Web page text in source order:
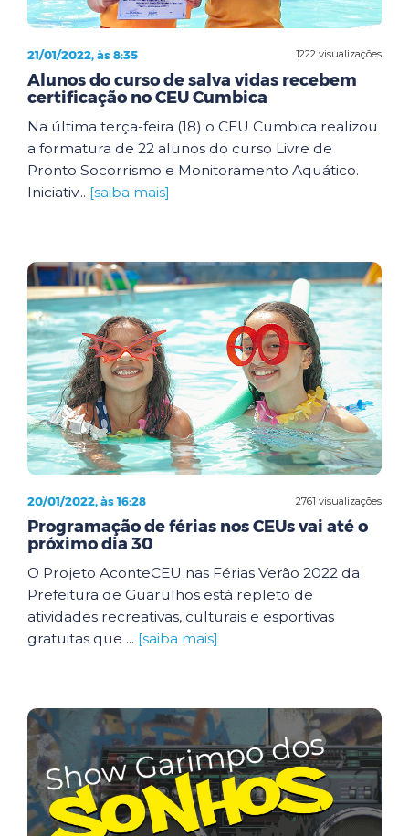
1222 visualizações
21/01/2022, às 8:35
Alunos do curso de salva vidas recebem
certificação no CEU Cumbica
Na última terça-feira (18) o CEU Cumbica realizou
a formatura de 22 alunos do curso Livre de
Pronto Socorrismo e Monitoramento Aquático.
Iniciativ... [saiba mais]
2761 visualizações
20/01/2022, às 16:28
Programação de férias nos CEUs vai até o
próximo dia 30
O Projeto AconteCEU nas Férias Verão 2022 da
Prefeitura de Guarulhos está repleto de
atividades recreativas, culturais e esportivas
gratuitas que ... [saiba mais]